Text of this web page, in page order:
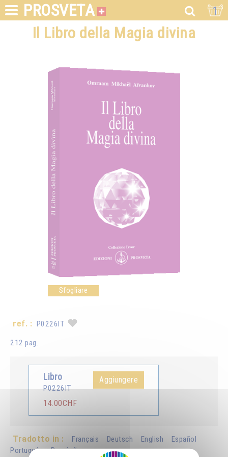
PROSVETA 1
Il Libro della Magia divina
Sfogliare
ref. : P0226IT
212 pag.
Libro
P0226IT
14.00CHF
Aggiungere
Tradotto in : Français Deutsch English
Español
Português
Românã